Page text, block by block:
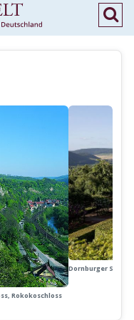
Rokokoschloss
Dornburger